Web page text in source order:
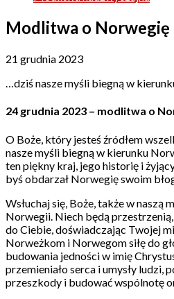
Modlitwa o Norwegię
21 grudnia 2023
…dziś nasze myśli biegną w
24 grudnia 2023 – modlitwa o
O Boże, który jesteś źródłem
nasze myśli biegną w kierunku
ten piękny kraj, jego historię i
byś obdarzał Norwegię swoim
Wsłuchaj się, Boże, także w naszą
Norwegii. Niech będą
do Ciebie, doświadczając Twojej
Norweżkom i Norwegom siłę do
budowania jedności w imię
przemieniało serca i umysły ludzi,
przeszkody i budować wspólnotę